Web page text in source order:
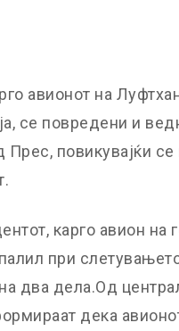
авионот на
се повредени и
повикувајќи се
карго авион на
при
два дела.Од
дека